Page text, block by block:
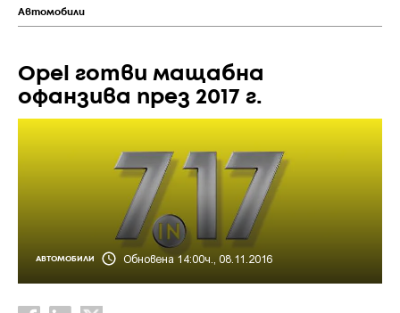
Автомобили
Opel готви мащабна
офанзива през 2017 г.
АВТОМОБИЛИ Обновена 14:00ч., 08.11.2016